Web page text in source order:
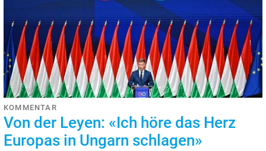
KOMMENTAR
Von der Leyen: «Ich höre das Herz
Europas in Ungarn schlagen»